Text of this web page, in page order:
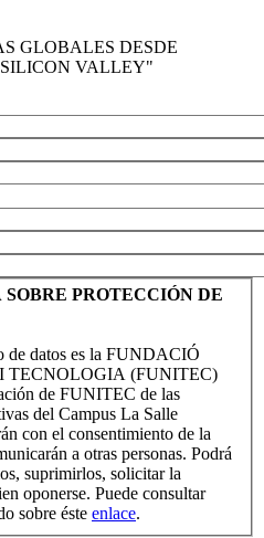
GLOBALES DESDE
VALLEY"
PROTECCIÓN DE
de datos es la FUNDACIÓ
TECNOLOGIA (FUNITEC)
de FUNITEC de las
del Campus La Salle
con el consentimiento de la
a otras personas. Podrá
suprimirlos, solicitar la
oponerse. Puede consultar
sobre éste enlace.